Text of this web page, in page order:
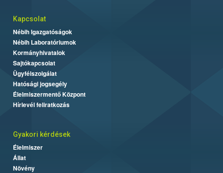
Kapcsolat
Nébih Igazgatóságok
Nébih Laboratóriumok
Kormányhivatalok
Sajtókapcsolat
Ügyfélszolgálat
Hatósági jogsegély
Élelmiszermentő Központ
Hírlevél feliratkozás
Gyakori kérdések
Élelmiszer
Állat
Növény